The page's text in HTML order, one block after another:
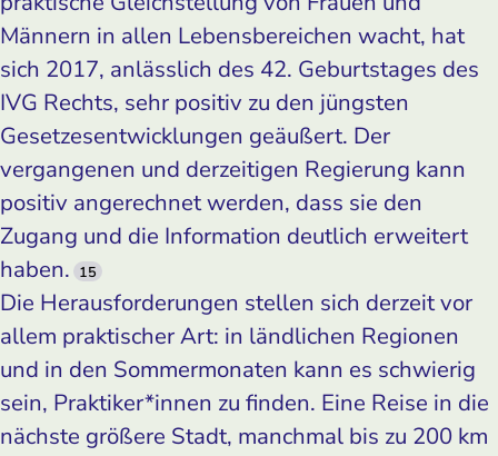
Männern in allen Lebensbereichen wacht, hat
sich 2017, anlässlich des 42. Geburtstages des
IVG Rechts, sehr positiv zu den jüngsten
Gesetzesentwicklungen geäußert. Der
vergangenen und derzeitigen Regierung kann
positiv angerechnet werden, dass sie den
Zugang und die Information deutlich erweitert
haben. 15
Die Herausforderungen stellen sich derzeit vor
allem praktischer Art: in ländlichen Regionen
und in den Sommermonaten kann es schwierig
sein, Praktiker*innen zu finden. Eine Reise in die
nächste größere Stadt, manchmal bis zu 200 km